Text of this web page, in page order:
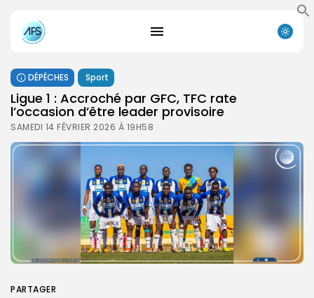
DÉPÊCHES Sport
Ligue 1 : Accroché par GFC, TFC rate
l’occasion d’être leader provisoire
SAMEDI 14 FÉVRIER 2026 À 19H58
PARTAGER